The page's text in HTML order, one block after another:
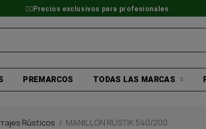
👷‍♂️Precios exclusivos para profesionales
PREMARCOS TODAS LAS MARCAS
Rústicos MANILLON RUSTIK 540/200